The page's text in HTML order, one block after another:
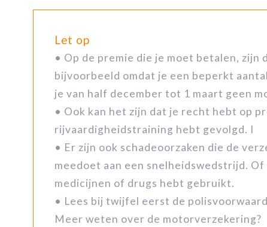
Let op
• Op de premie die je moet betalen, zijn
bijvoorbeeld omdat je een beperkt
je van half december tot 1 maart geen
• Ook kan het zijn dat je recht hebt op
rijvaardigheidstraining hebt gevolgd. I
• Er zijn ook schadeoorzaken die de
meedoet aan een snelheidswedstrijd.
medicijnen of drugs hebt gebruikt.
• Lees bij twijfel eerst de
Meer weten over de motorverzekering?